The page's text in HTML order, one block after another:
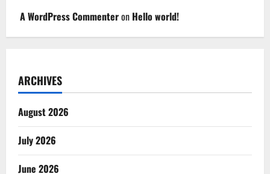
A WordPress Commenteron Hello world!
ARCHIVES
August 2026
July 2026
June 2026